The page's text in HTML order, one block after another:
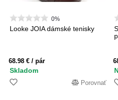
0%
Looke JOIA dámské tenisky
68.98 € / pár
Skladom
Porovnať